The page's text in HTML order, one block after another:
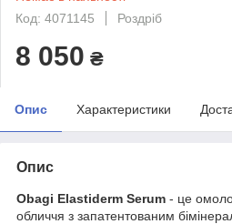
Код: 4071145
Роздріб
8 050 ₴
Опис Характеристики
Опис
Obagi Elastiderm Serum - це
обличчя з запатентованим